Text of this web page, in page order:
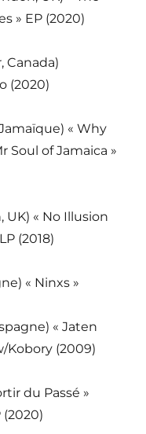
» EP (2020)
Canada)
(2020)
« Why
Soul of Jamaica »
UK) « No Illusion
(2018)
« Ninxs »
« Jaten
Kobory (2009)
du Passé »
(2020)